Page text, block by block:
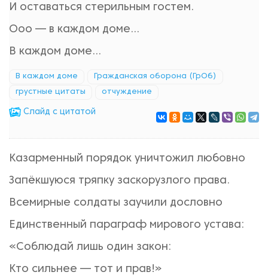
И оставаться стерильным гостем.
Ооо — в каждом доме...
В каждом доме...
В каждом доме Гражданская оборона (ГрОб)
грустные цитаты отчуждение
Cлайд с цитатой
Казарменный порядок уничтожил любовно
Запёкшуюся тряпку заскорузлого права.
Всемирные солдаты заучили дословно
Единственный параграф мирового устава:
«Соблюдай лишь один закон:
Кто сильнее — тот и прав!»